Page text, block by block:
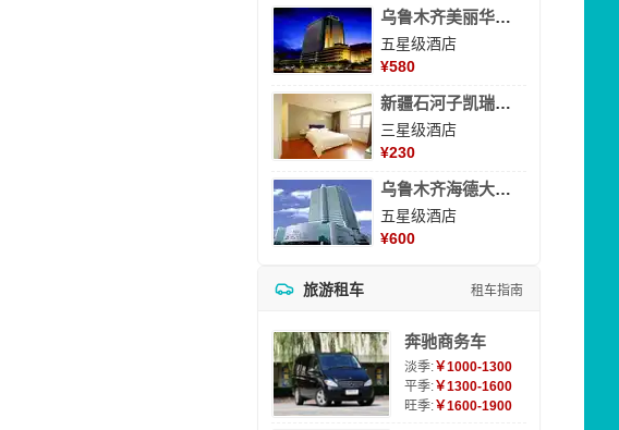
乌鲁木齐美丽华大酒
五星级酒店
¥580
新疆石河子凯瑞酒店
三星级酒店
¥230
乌鲁木齐海德大酒店
五星级酒店
¥600
旅游租车 租车指南
奔驰商务车
淡季:￥1000-1300
平季:￥1300-1600
旺季:￥1600-1900